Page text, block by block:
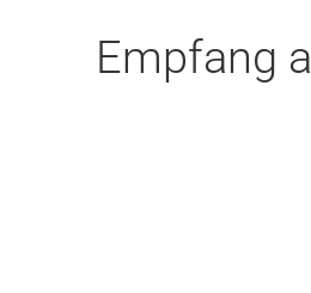
Empfang